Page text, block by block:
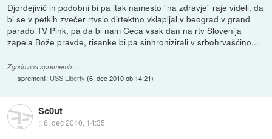
Djordejivić in podobni bi pa itak namesto "na zdravje" raje videli, da
bi se v petkih zvečer rtvslo dirtektno vklapljal v beograd v grand
parado TV Pink, pa da bi nam Ceca vsak dan na rtv Slovenija
zapela Bože pravde, risanke bi pa sinhronizirali v srbohrvaščino...
Zgodovina sprememb…
spremenil: USS Liberty (6. dec 2010 ob 14:21)
Sc0ut
::6. dec 2010, 14:35